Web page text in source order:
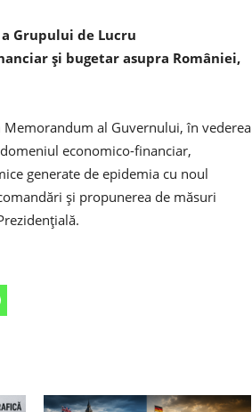
Grupului de Lucru
și bugetar asupra României,
al Guvernului, în vederea
economico-financiar,
generate de epidemia cu noul
și propunerea de măsuri